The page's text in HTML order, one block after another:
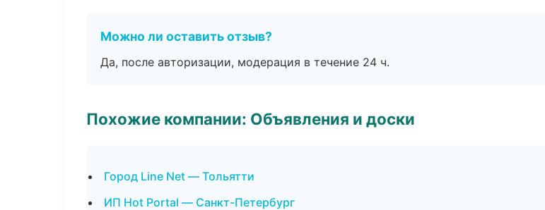
Можно ли оставить отзыв?
Да, после авторизации, модерация в течение 24 ч.
Похожие компании: Объявления и доски
Город Line Net — Тольятти
ИП Hot Portal — Санкт-Петербург